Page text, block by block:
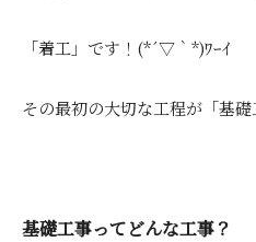
「着工」です！(*´▽｀*)ﾜｰｲ
その最初の大切な工程が「基礎
基礎工事ってどんな工事？